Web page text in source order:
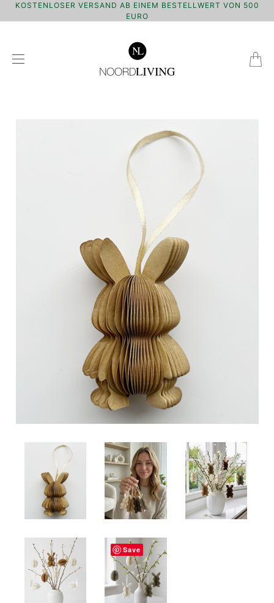
KOSTENLOSER VERSAND AB EINEM BESTELLWERT VON 500
EURO
Save